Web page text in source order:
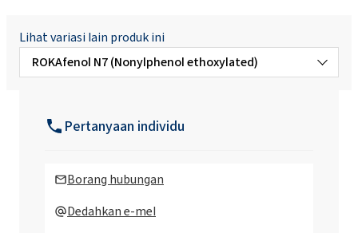
Lihat variasi lain produk ini
ROKAfenol N7 (Nonylphenol ethoxylated)
ROKAfenol N14 (Nonylphenol ethoxylated)
Pertanyaan individu
Borang hubungan
Dedahkan e-mel